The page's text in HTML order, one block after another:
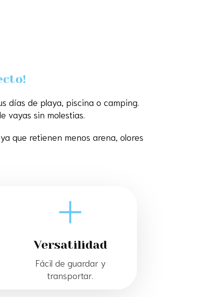
días de playa, piscina o camping.
vayas sin molestias.
que retienen menos arena, olores
Versatilidad
Fácil de guardar y
transportar.